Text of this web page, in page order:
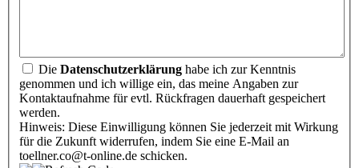
Die Datenschutzerklärung habe ich zur Kenntnis
genommen und ich willige ein, das meine Angaben zur
Kontaktaufnahme für evtl. Rückfragen dauerhaft gespeichert
werden.
Hinweis: Diese Einwilligung können Sie jederzeit mit Wirkung
für die Zukunft widerrufen, indem Sie eine E-Mail an
toellner.co@t-online.de schicken.